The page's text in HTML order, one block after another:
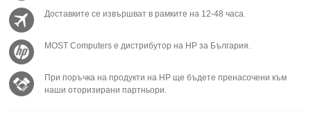
Доставките се извършват в рамките на 12-48 часа.
MOST Computers е дистрибутор на HP за България.
При поръчка на продукти на HP ще бъдете пренасочени към
наши оторизирани партньори.